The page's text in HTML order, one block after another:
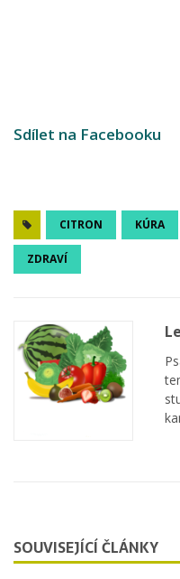
Sdílet na Facebooku
CITRON KÚRA
ZDRAVÍ
SOUVISEJÍCÍ ČLÁNKY